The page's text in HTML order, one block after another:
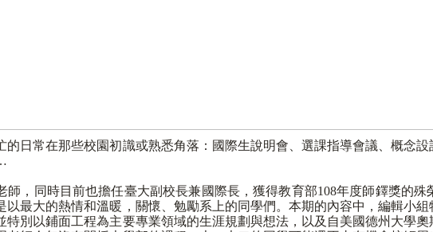
的日常在那些校園初識或熟悉角落：國際生說明會、選課指導會議、概念
師，同時目前也擔任臺大副校長兼國際長，獲得教育部108年度師鐸獎的殊
以最大的熱情和溫暖，關懷、勉勵系上的同學們。本期的內容中，編輯小
特別以鋪面工程為主要專業領域的生涯規劃與想法，以及自美國德州大學